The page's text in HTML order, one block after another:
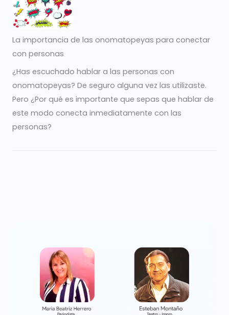
La importancia de las onomatopeyas para conectar
con personas
¿Has escuchado hablar a las personas con
onomatopeyas? De seguro alguna vez las utilizaste.
Pero ¿Por qué es importante que sepas que hablar de
este modo conecta inmediatamente con las
personas?